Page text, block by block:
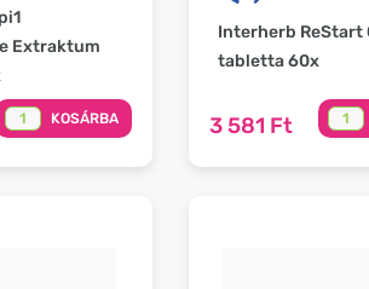
Extraktum
KOSÁRBA
Interherb ReStart
tabletta 60x
3 581 Ft